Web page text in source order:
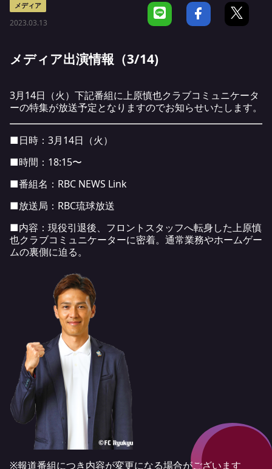
メディア
2023.03.13
メディア出演情報（3/14)
3月14日（火）下記番組に上原慎也クラブコミュニケータ
ーの特集が放送予定となりますのでお知らせいたします。
■日時：3月14日（火）
■時間：18:15〜
■番組名： RBC NEWS Link
■放送局：RBC琉球放送
■内容：現役引退後、フロントスタッフへ転身した上原慎
也クラブコミュニケーターに密着。通常業務やホームゲー
ムの裏側に迫る。
※報道番組につき内容が変更になる場合がございます